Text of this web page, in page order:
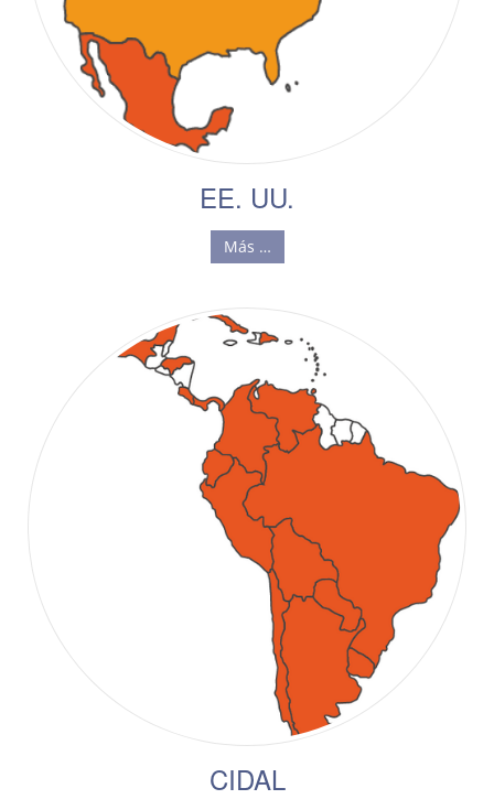
EE. UU.
Más …
CIDAL